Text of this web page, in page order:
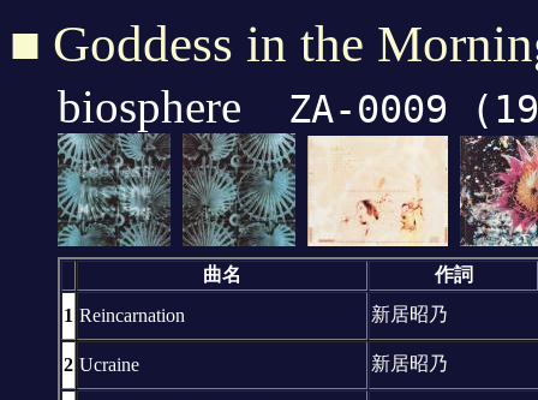
■ Goddess in the
biosphere ZA-0009
曲名
作詞
1 Reincarnation 新居昭乃
2 Ucraine 新居昭乃